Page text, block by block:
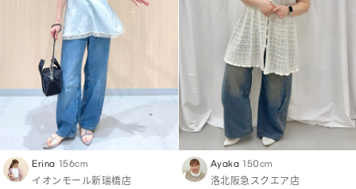
Erina 156cm
イオンモール新瑞橋店
Ayaka 150cm
洛北阪急スクエア店